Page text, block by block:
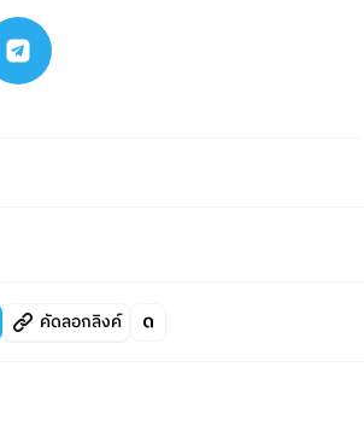
คัดลอกลิงค์